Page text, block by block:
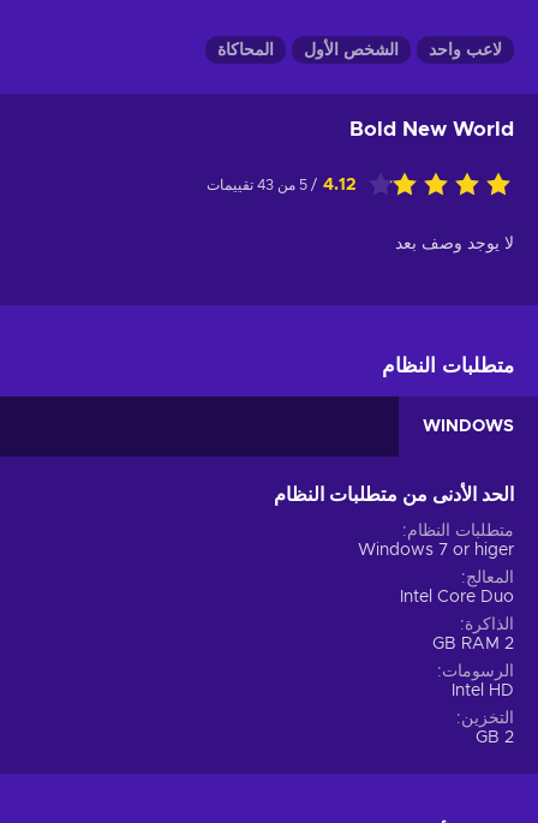
لاعب واحد الشخص الأول المحاكاة
Bold New World
4.12 / 5 من 43 تقييمات
لا يوجد وصف بعد
متطلبات النظام
WINDOWS
الحد الأدنى من متطلبات النظام
متطلبات النظام
Windows 7 or higer
المعالج
Intel Core Duo
الذاكرة
2 GB RAM
الرسومات
Intel HD
التخزين
2 GB